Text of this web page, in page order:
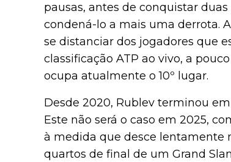
pausas, antes de conquistar
condená-lo a mais uma derrota.
se distanciar dos jogadores que
classificação ATP ao vivo, a
ocupa atualmente o 10º lugar.
Desde 2020, Rublev terminou em
Este não será o caso em 2025,
à medida que desce lentamente
quartos de final de um Grand